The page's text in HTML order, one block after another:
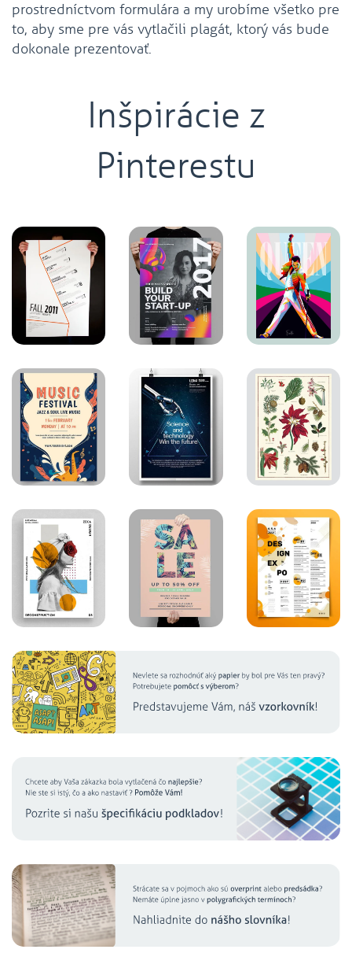
prostredníctvom formulára a my urobíme všetko pre
to, aby sme pre vás vytlačili plagát, ktorý vás bude
dokonale prezentovať.
Inšpirácie z
Pinterestu